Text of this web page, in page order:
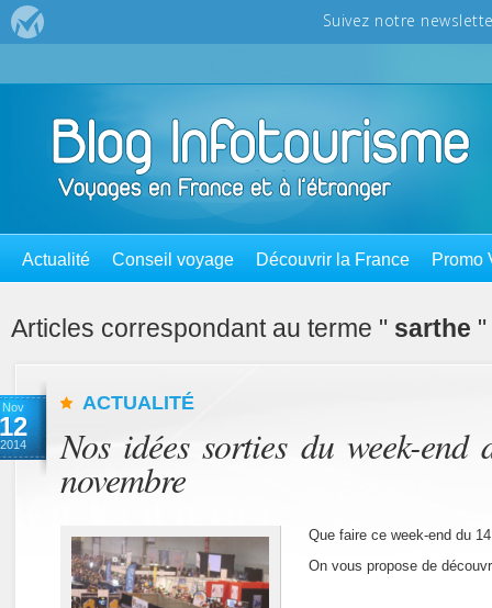
Actualité Conseil voyage Découvrir la France Promo
Articles correspondant au terme " sarthe "
Nov
12
2014
ACTUALITÉ
Nos idées sorties du week-
novembre
Que faire ce week-end du
On vous propose de